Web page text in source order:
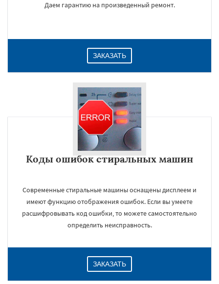
Даем гарантию на произведенный ремонт.
ЗАКАЗАТЬ
Коды ошибок стиральных машин
Современные стиральные машины оснащены дисплеем и
имеют функцию отображения ошибок. Если вы умеете
расшифровывать код ошибки, то можете самостоятельно
определить неисправность.
ЗАКАЗАТЬ